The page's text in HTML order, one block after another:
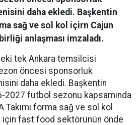
daha ekledi. Başkentin
sağ ve sol kol içirn Cajun
anlaşması imzaladı.
tek Ankara temsilcisi
öncesi sponsorluk
daha ekledi. Başkentin
2027 futbol sezonu kapsamında
forma sağ ve sol kol
fast food sektörünün önde